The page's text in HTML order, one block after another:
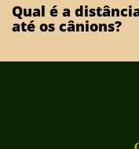
Qual é a
até os cânions?